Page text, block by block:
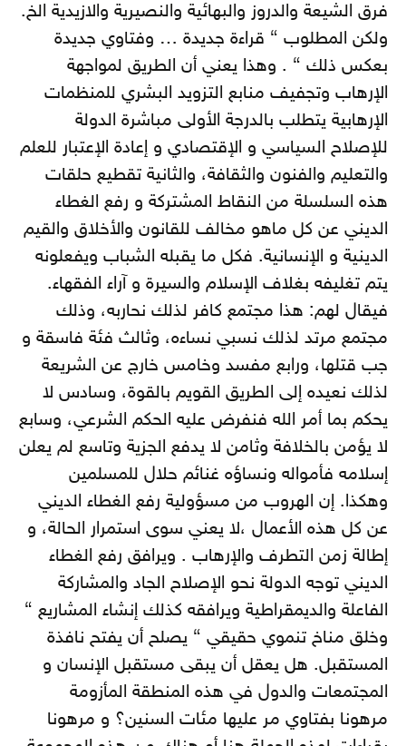
فرق الشيعة والدروز والبهائية والنصيرية والازيدية الخ.
ولكن المطلوب “ قراءة جديدة … وفتاوي جديدة
بعكس ذلك “ . وهذا يعني أن الطريق لمواجهة
الإرهاب وتجفيف منابع التزويد البشري للمنظمات
الإرهابية يتطلب بالدرجة الأولى مباشرة الدولة
للإصلاح السياسي و الإقتصادي و إعادة الإعتبار للعلم
والتعليم والفنون والثقافة، والثانية تقطيع حلقات
هذه السلسلة من النقاط المشتركة و رفع الغطاء
الديني عن كل ماهو مخالف للقانون والأخلاق والقيم
الدينية و الإنسانية. فكل ما يقبله الشباب ويفعلونه
يتم تغليفه بغلاف الإسلام والسيرة و آراء الفقهاء.
فيقال لهم: هذا مجتمع كافر لذلك نحاربه، وذلك
مجتمع مرتد لذلك نسبي نساءه، وثالث فئة فاسقة و
جب قتلها، ورابع مفسد وخامس خارج عن الشريعة
لذلك نعيده إلى الطريق القويم بالقوة، وسادس لا
يحكم بما أمر الله فنفرض عليه الحكم الشرعي، وسابع
لا يؤمن بالخلافة وثامن لا يدفع الجزية وتاسع لم يعلن
إسلامه فأمواله ونساؤه غنائم حلال للمسلمين
وهكذا. إن الهروب من مسؤولية رفع الغطاء الديني
عن كل هذه الأعمال ،لا يعني سوى استمرار الحالة، و
إطالة زمن التطرف والإرهاب . ويرافق رفع الغطاء
الديني توجه الدولة نحو الإصلاح الجاد والمشاركة
الفاعلة والديمقراطية ويرافقه كذلك إنشاء المشاريع “
وخلق مناخ تنموي حقيقي “ يصلح أن يفتح نافذة
المستقبل. هل يعقل أن يبقى مستقبل الإنسان و
المجتمعات والدول في هذه المنطقة المأزومة
مرهونا بفتاوي مر عليها مئات السنين؟ و مرهونا